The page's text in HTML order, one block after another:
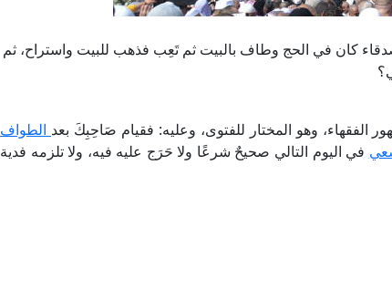
كان في الحج وطاف بالبيت ثم تَعِب فذهب للبيت واستراح، ثم
وهو المختار للفتوى، وعليه: فقيام صَاحِبِكَ بعد الطواف
في اليوم التالي صحيحٌ شرعًا ولا حَرَج عليه فيه، ولا تلزمه فدية